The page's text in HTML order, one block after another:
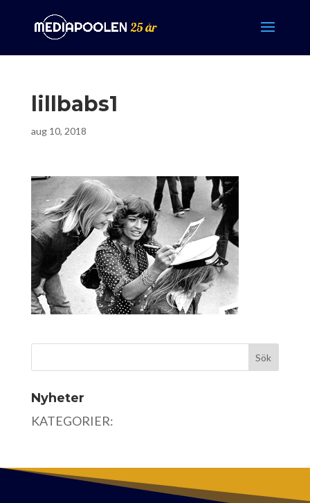
lillbabs1
aug 10, 2018
Nyheter
KATEGORIER: